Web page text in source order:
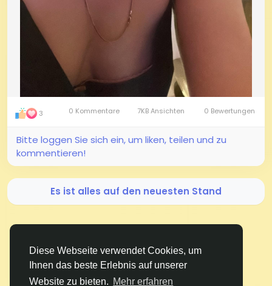
Diese Webseite verwendet Cookies, um
Ihnen das beste Erlebnis auf unserer
Website zu bieten. Mehr erfahren
3 0 Kommentare 7KB Ansichten 0 Bewertungen
Bitte loggen Sie sich ein, um liken, teilen und zu
kommentieren!
Es ist alles auf den neuesten Stand
BigMoney.VIP Powered byHosting Pokrov